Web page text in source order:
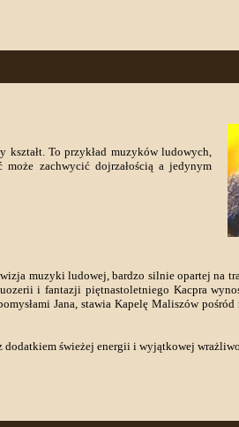
To przykład muzyków ludowych,
zachwycić dojrzałością a jedynym
muzyki ludowej, bardzo silnie opartej na
i fantazji piętnastoletniego Kacpra
Jana, stawia Kapelę Maliszów pośród
dodatkiem świeżej energii i wyjątkowej